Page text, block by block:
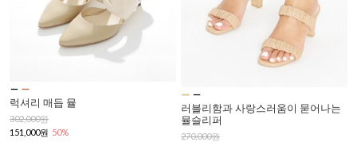
럭셔리 매듭 뮬
302,000원
151,000원 50%
러블리함과 사랑스러움이 묻어나는
뮬슬리퍼
270,000원